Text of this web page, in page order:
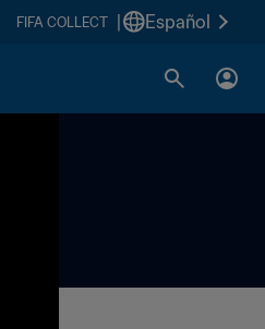
FIFA COLLECT Español